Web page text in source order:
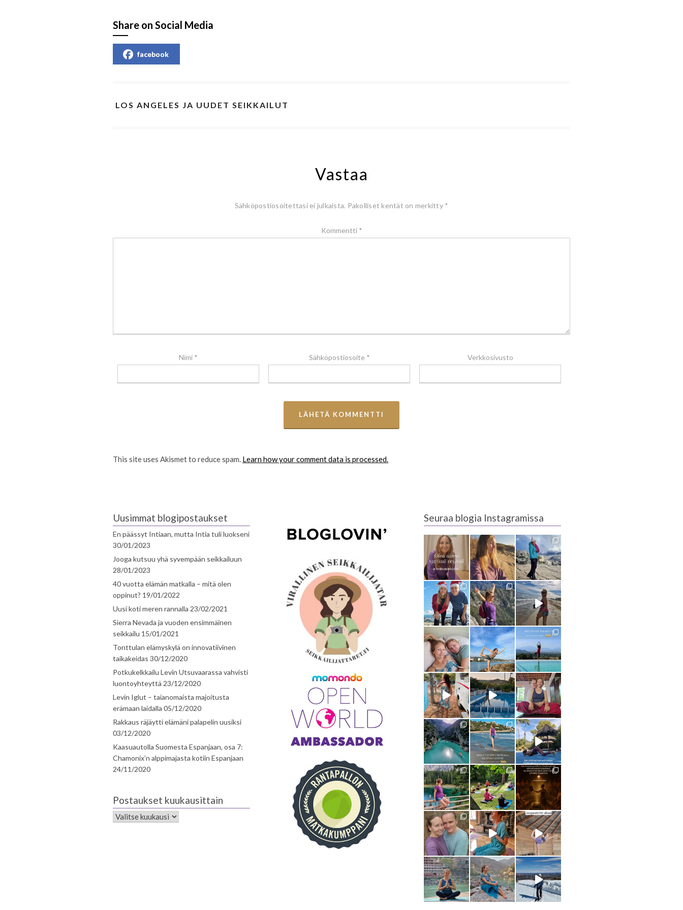
Share on Social Media
facebook
LOS ANGELES JA UUDET SEIKKAILUT
Vastaa
Sähköpostiosoitettasi ei julkaista. Pakolliset kentät on merkitty *
Kommentti *
Nimi * Sähköpostiosoite * Verkkosivusto
This site uses Akismet to reduce spam. Learn how your comment data is processed.
Uusimmat blogipostaukset
En päässyt Intiaan, mutta Intia tuli luokseni
30/01/2023
Jooga kutsuu yhä syvempään seikkailuun
28/01/2023
40 vuotta elämän matkalla – mitä olen
oppinut? 19/01/2022
Uusi koti meren rannalla 23/02/2021
Sierra Nevada ja vuoden ensimmäinen
seikkailu 15/01/2021
Tonttulan elämyskylä on innovatiivinen
taikakeidas 30/12/2020
Potkukelkkailu Levin Utsuvaarassa vahvisti
luontoyhteyttä 23/12/2020
Levin Iglut – taianomaista majoitusta
erämaan laidalla 05/12/2020
Rakkaus räjäytti elämäni palapelin uusiksi
03/12/2020
Kaasuautolla Suomesta Espanjaan, osa 7:
Chamonix’n alppimajasta kotiin Espanjaan
24/11/2020
Postaukset kuukausittain
Seuraa blogia Instagramissa